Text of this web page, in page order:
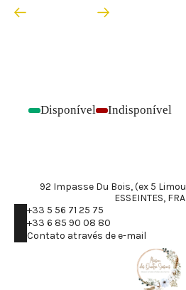
- Disponível - Indisponível
92 Impasse Du Bois, (ex 5
ESSEINTES,
+33 5 56 71 25 75
+33 6 85 90 08 80
Contato através de e-mail